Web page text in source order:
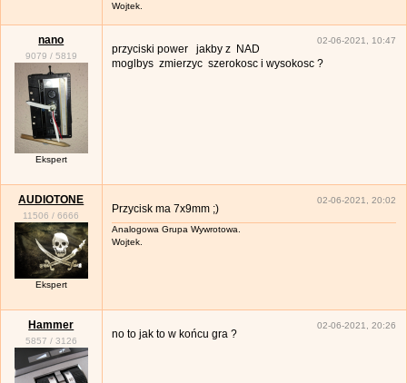
Wojtek.
nano
9079 / 5819
Ekspert
02-06-2021, 10:47
przyciski power jakby z NAD
moglbys zmierzyc szerokosc i wysokosc ?
AUDIOTONE
11506 /6666
Ekspert
02-06-2021, 20:02
Przycisk ma 7x9mm ;)
Analogowa Grupa Wywrotowa.
Wojtek.
Hammer
5857 / 3126
02-06-2021, 20:26
no to jak to w końcu gra ?